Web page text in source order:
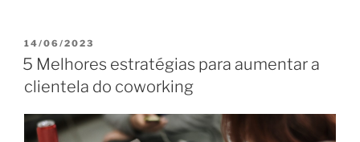
Sapienza
de
coworking
PUBLICADO
EM
14/06/2023
5 Melhores estratégias para aumentar a
clientela do coworking